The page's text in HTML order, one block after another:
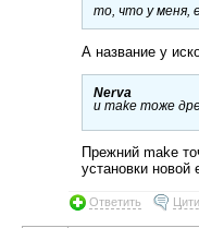
то, что у меня,
А название у
Nerva
и make тоже
Прежний make
установки новой
Ответить